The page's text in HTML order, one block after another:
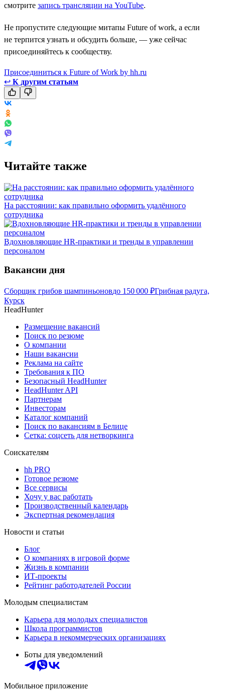
смотрите запись трансляции на YouTube.
Не пропустите следующие митапы Future of work, а если
не терпится узнать и обсудить больше, — уже сейчас
присоединяйтесь к сообществу.
Присоединиться к Future of Work by hh.ru
↩ К другим статьям
Читайте также
На расстоянии: как правильно оформить удалённого
сотрудника
Вдохновляющие HR-практики и тренды в управлении
персоналом
Вакансии дня
Сборщик грибов шампиньоновдо 150 000 ₽Грибная радуга,
Курск
HeadHunter
Размещение вакансий
Поиск по резюме
О компании
Наши вакансии
Реклама на сайте
Требования к ПО
Безопасный HeadHunter
HeadHunter API
Партнерам
Инвесторам
Каталог компаний
Поиск по вакансиям в Белице
Сетка: соцсеть для нетворкинга
Соискателям
hh PRO
Готовое резюме
Все сервисы
Хочу у вас работать
Производственный календарь
Экспертная рекомендация
Новости и статьи
Блог
О компаниях в игровой форме
Жизнь в компании
ИТ-проекты
Рейтинг работодателей России
Молодым специалистам
Карьера для молодых специалистов
Школа программистов
Карьера в некоммерческих организациях
Боты для уведомлений
Мобильное приложение